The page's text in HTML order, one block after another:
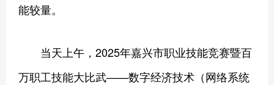
能较量。
当天上午，2025年嘉兴市职业技能竞赛暨百
万职工技能大比武——数字经济技术（网络系统